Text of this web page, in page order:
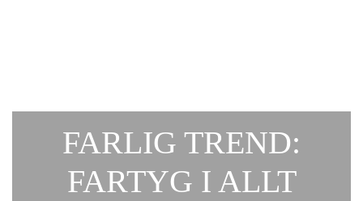
FARLIG TREND:
FARTYG I ALLT